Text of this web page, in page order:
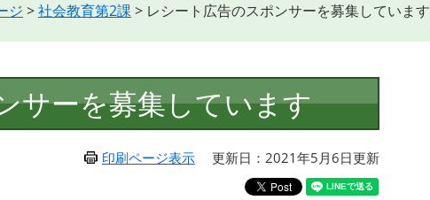
ジ >社会教育第2課 > レシート広告のスポンサーを募集しています
サーを募集しています
印刷ページ表示 更新日：2021年5月6日更新